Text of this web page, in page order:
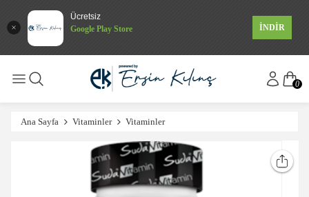
Ücretsiz
Google Play Store
İNDİR
0
Ana Sayfa Vitaminler Vitaminler